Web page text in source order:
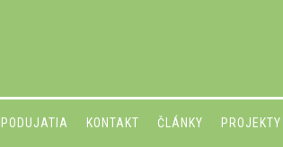
PODUJATIA KONTAKT ČLÁNKY PROJEKTY